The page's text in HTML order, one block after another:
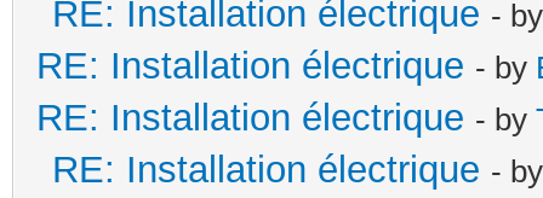
RE: Installation électrique -
RE: Installation électrique - by
RE: Installation électrique - by
RE: Installation électrique -